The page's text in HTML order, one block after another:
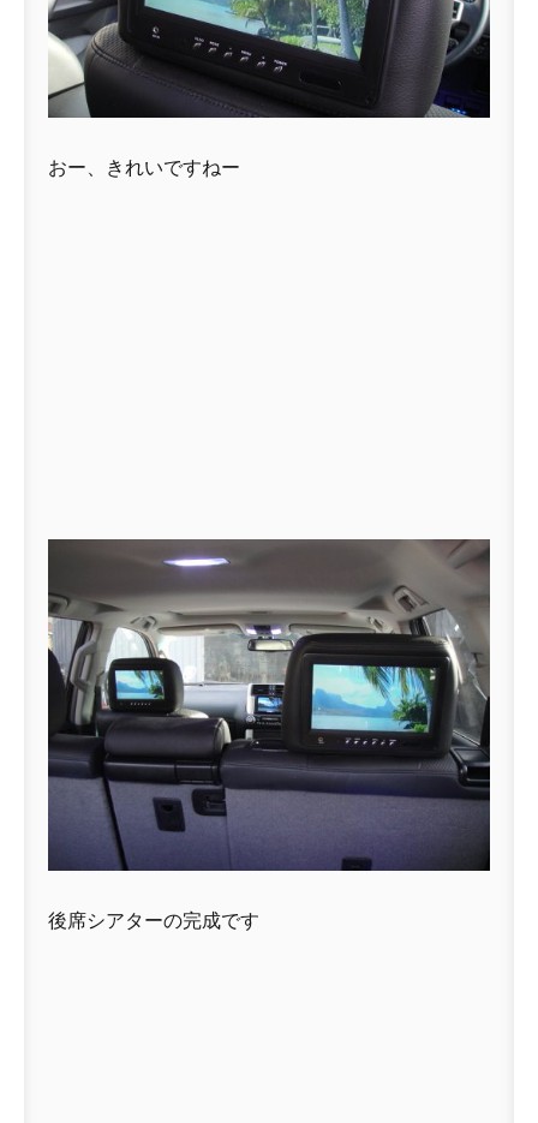
おー、きれいですねー
後席シアターの完成です